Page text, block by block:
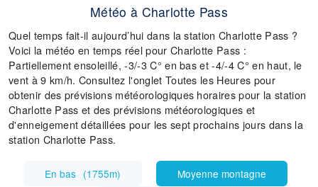
Météo à Charlotte Pass
Quel temps fait-il aujourd’hui dans la station Charlotte Pass ?
Voici la météo en temps réel pour Charlotte Pass :
Partiellement ensoleillé, -3/-3 C° en bas et -4/-4 C° en haut, le
vent à 9 km/h. Consultez l'onglet Toutes les Heures pour
obtenir des prévisions météorologiques horaires pour la station
Charlotte Pass et des prévisions météorologiques et
d'enneigement détaillées pour les sept prochains jours dans la
station Charlotte Pass.
En bas (1755m)
Moyenne montagne